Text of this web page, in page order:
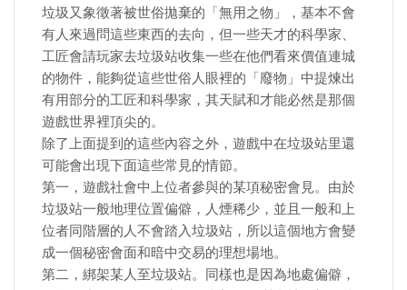
垃圾又象徵著被世俗拋棄的「無用之物」，基本不會
有人來過問這些東西的去向，但一些天才的科學家、
工匠會請玩家去垃圾站收集一些在他們看來價值連城
的物件，能夠從這些世俗人眼裡的「廢物」中提煉出
有用部分的工匠和科學家，其天賦和才能必然是那個
遊戲世界裡頂尖的。
除了上面提到的這些內容之外，遊戲中在垃圾站里還
可能會出現下面這些常見的情節。
第一，遊戲社會中上位者參與的某項秘密會見。由於
垃圾站一般地理位置偏僻，人煙稀少，並且一般和上
位者同階層的人不會踏入垃圾站，所以這個地方會變
成一個秘密會面和暗中交易的理想場地。
第二，綁架某人至垃圾站。同樣也是因為地處偏僻，